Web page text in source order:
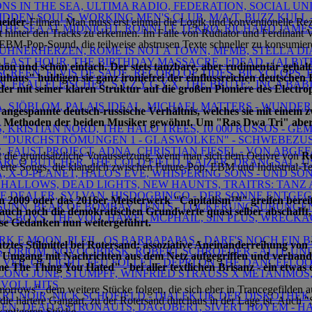
IN THE SEA, ULTIMA RADIO, FEDERATION, SOCIAL
SOULS, WORKING MEN'S CLUB, M/A/T, BUZZ
SEA AT MIDNIGHT, RONNI LE TEKRØ, RICHARD
ROME IS NOT A TOWN, MFMB, STELLA
HOUR, THE BIRTHDAY MASSACRE, J:DEAD -
ELVIS DE SADE, RECORD OF TIDES,
FRAU FLEISCHER, S Y Z Y G Y X, THE BRUTE:, INCA
SJÖBLOM, PALAIS IDEAL, MICHAEL MATTERS -
KRISTIAN NORD, THE HALO TREES, 10 000 RUSSOS -
"DURCHSTRÖMUNGEN 1 - GLASWOLKEN" -
FAUST PROJECT, ADNA, CHRISTIAN FIESEL - VON
BUTCHER, THE COLD FIELD, KAIZER, DRANGSAL,
O-PLANET, HALO'S EVE, WHISPERING SONS - UND
DEAD LIGHTS, NEW HAUNTS, TRAITRS: TANZ
DEALER, SYLVAN, HISDOGBINGO - DER SONNE
BEAR OF BOMBAY, TENTS -
BOYS, THE VOO, HAWEL MCPHAIL, SIN PLUS,
E MOON, PLEIL, OS BARBAPAPAS - DARF'S NOCH EIN
ORIOM, NOVOCIBIRSK, ROBERT SCHROEDER - ALTE
OF LIGHT, FEU FOLLET - DEPRI ON THE
JUNE, STUMPFF, WINFRIED STRAUSS X
HITS
NOIR, NICK SCHOFIELD - DIALEKTIK DER DISKOTHEK
DEAD ASTRONAUTS, DAGOBERT, SIVERT HØYEM -
-Filmen. Man muss erst einmal die Logik und konventionelle
den Tracks zu erkennen. Im Falle von Rudiator und
Pop-Sound, die teilweise abstrusen Texte schneller zu
und schön einfach. Der stets tanzbare, aber rudimentär
huldigen sie ganz ironiefrei der einflussreichen
mit seiner klaren Struktur auf die großen Pioniere des
deutsch-russische Verhältnis, welches sie mit
der beiden Musiker gewöhnt. Um "Ras Dwa Tri"
grundsätzliche Voraussetzung, wenn man sich dem Oeuvre von
Songs, die klanglich zwischen Future-Pop, EBM und Industrial-
2009 oder das 2016er Meisterwerk "Capitalism™" greifen
noch die demokratischen Grundwerte quasi selber
Gedanken nun weitergeführt.
Stilmittel bei Rotersand: assoziative Aneinanderreihung
mit Nachrichten aus dem Netz aufgegriffen und
The Thing You Hated" - bei aller textlichen Brisanz - ein etwas
dem weitere Stücke folgen, die sich eher in Trancegefilden
härtere Gangart, zu der Rotersand durchaus in der Lage ist. Auch